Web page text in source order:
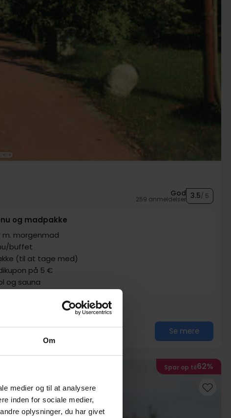
Om
medier og til at analysere
inden for sociale medier,
oplysninger, du har givet
God
259 anmeldelser 3.5/ 5
og madpakke
morgenmad
buffet
(til at tage med)
på 5 €
og sauna
Se mere
Spar op til62%